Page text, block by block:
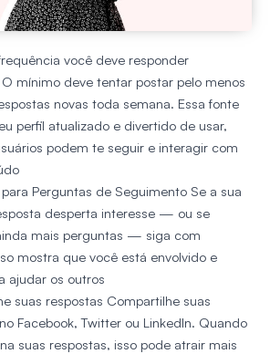
você deve responder
O mínimo deve tentar postar pelo menos
novas toda semana. Essa fonte
perfil atualizado e divertido de usar,
podem te seguir e interagir com
para Perguntas de SeguimentoSe a sua
desperta interesse — ou se
mais perguntas — siga com
mostra que você está envolvido e
ajudar os outros
suas respostas Compartilhe suas
Facebook, Twitter ou LinkedIn. Quando
suas respostas, isso pode atrair mais